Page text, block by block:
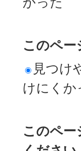
このペ
見つけ
けにくか
このペ